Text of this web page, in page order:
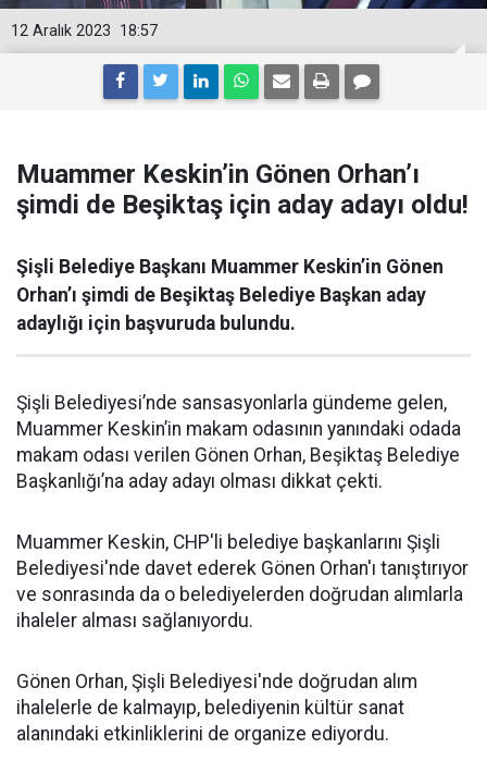
18:57
12 Aralık 2023
Muammer Keskin’in Gönen Orhan’ı
şimdi de Beşiktaş için aday adayı oldu!
Şişli Belediye Başkanı Muammer Keskin’in Gönen
Orhan’ı şimdi de Beşiktaş Belediye Başkan aday
adaylığı için başvuruda bulundu.
Şişli Belediyesi’nde sansasyonlarla gündeme gelen,
Muammer Keskin’in makam odasının yanındaki odada
makam odası verilen Gönen Orhan, Beşiktaş Belediye
Başkanlığı’na aday adayı olması dikkat çekti.
Muammer Keskin, CHP'li belediye başkanlarını Şişli
Belediyesi'nde davet ederek Gönen Orhan'ı tanıştırıyor
ve sonrasında da o belediyelerden doğrudan alımlarla
ihaleler alması sağlanıyordu.
Gönen Orhan, Şişli Belediyesi'nde doğrudan alım
ihalelerle de kalmayıp, belediyenin kültür sanat
alanındaki etkinliklerini de organize ediyordu.